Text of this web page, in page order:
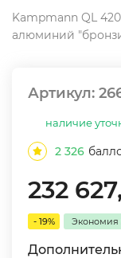
Kampmann QL
алюминий
Артикул:
наличие
2 326
232
- 19% Экономия